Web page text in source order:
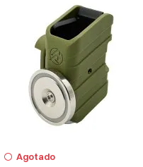
Agotado